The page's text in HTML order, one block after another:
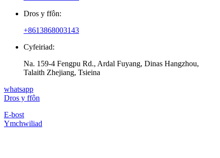
Dros y ffôn:
+8613868003143
Cyfeiriad:
Na. 159-4 Fengpu Rd., Ardal Fuyang, Dinas Hangzhou,
Talaith Zhejiang, Tsieina
whatsapp
Dros y ffôn
E-bost
Ymchwiliad